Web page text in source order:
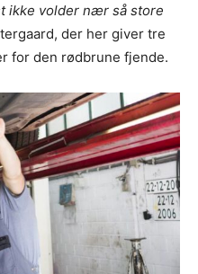
ikke volder nær så store
der her giver tre
for den rødbrune fjende.